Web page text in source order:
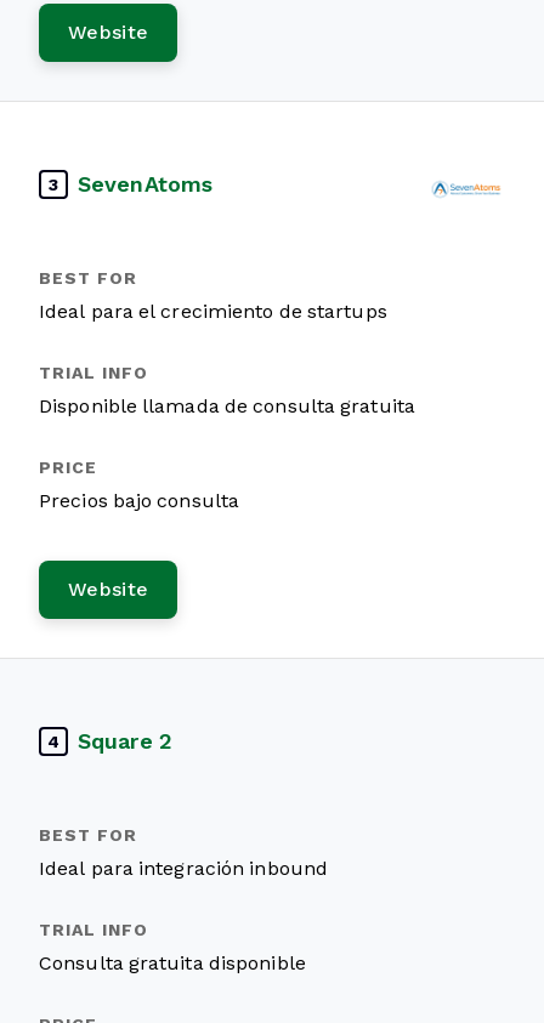
Website
3 SevenAtoms
Ideal para el crecimiento de startups
Disponible llamada de consulta gratuita
Precios bajo consulta
Website
4 Square 2
Ideal para integración inbound
Consulta gratuita disponible